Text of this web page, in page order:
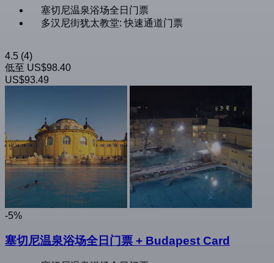
塞切尼温泉浴场全日门票
多汉尼街犹太教堂: 快速通道门票
4.5 (4)
低至 US$98.40
US$93.49
-5%
塞切尼温泉浴场全日门票 + Budapest Card